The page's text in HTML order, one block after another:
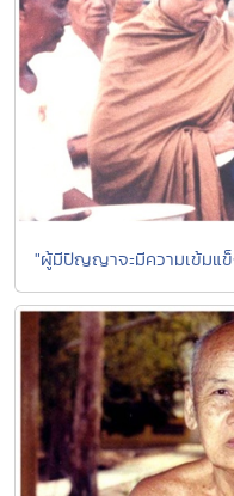
"ผู้มีปัญญาจะมีความเข้มแ